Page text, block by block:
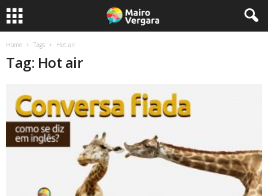
Home Tags Hot air
Tag: Hot air